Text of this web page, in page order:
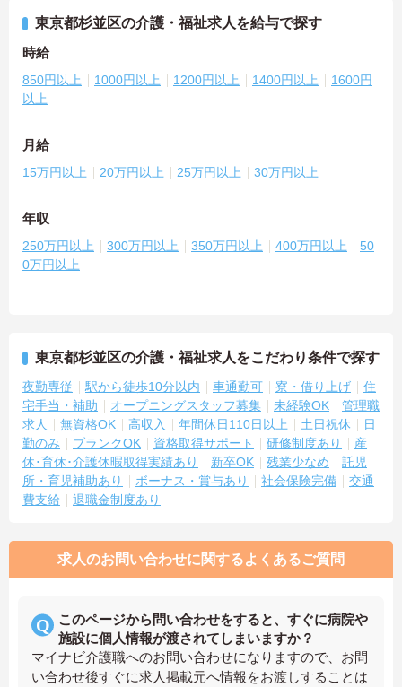
東京都杉並区の介護・福祉求人を給与で探す
時給
850円以上 1000円以上 1200円以上 1400円以上
1600円
以上
月給
15万円以上 20万円以上 25万円以上 30万円以上
年収
250万円以上 300万円以上 350万円以上 400万円以上
50
0万円以上
東京都杉並区の介護・福祉求人をこだわり条件で探す
夜勤専従 駅から徒歩10分以内 車通勤可 寮・借り上げ
住
宅手当・補助
オープニングスタッフ募集 未経験OK
管理職
求人
無資格OK 高収入 年間休日110日以上 土日祝休
日
勤のみ
ブランクOK 資格取得サポート 研修制度あり
産
休･育休･介護休暇取得実績あり
新卒OK 残業少なめ
託児
所・育児補助あり
ボーナス・賞与あり 社会保険完備
交通
費支給
退職金制度あり
求人のお問い合わせに関するよくあるご質問
このページから問い合わせをすると、すぐに病院や
施設に個人情報が渡されてしまいますか？
マイナビ介護職へのお問い合わせになりますので、お問
い合わせ後すぐに求人掲載元へ情報をお渡しすることは